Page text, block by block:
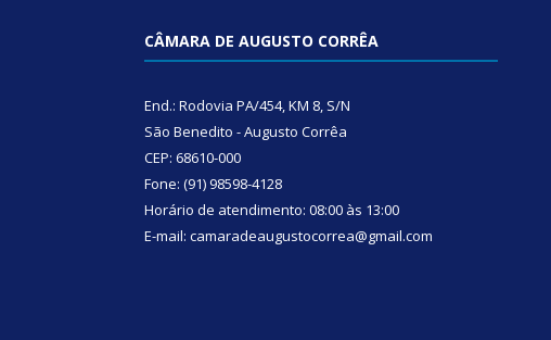
CÂMARA DE AUGUSTO CORRÊA
End.: Rodovia PA/454, KM 8, S/N
São Benedito - Augusto Corrêa
CEP: 68610-000
Fone: (91) 98598-4128
Horário de atendimento: 08:00 às 13:00
E-mail: camaradeaugustocorrea@gmail.com